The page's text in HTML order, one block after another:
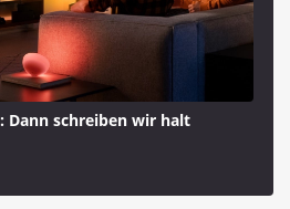
Dann schreiben wir halt